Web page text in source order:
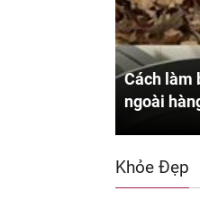
Cách làm
ngoài
Khỏe Đẹp